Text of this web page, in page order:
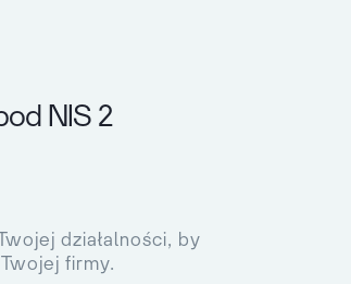
NIS 2
działalności, by
firmy.